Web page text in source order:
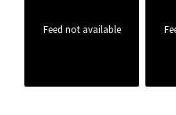
Feed not available